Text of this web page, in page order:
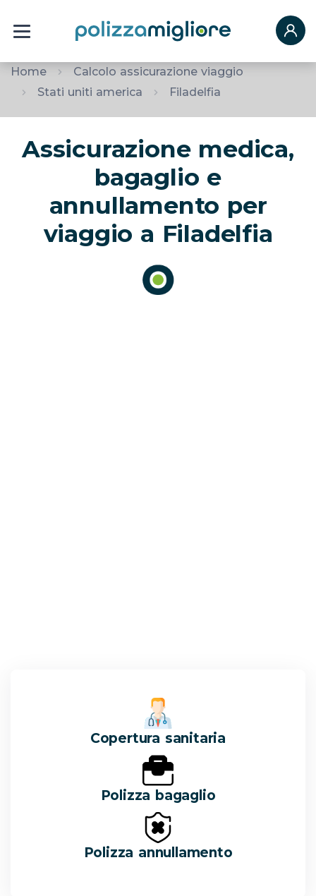
Home
Calcolo assicurazione viaggio
Stati uniti america
Filadelfia
Assicurazione medica,
bagaglio e
annullamento per
viaggio a Filadelfia
Copertura sanitaria
Polizza bagaglio
Polizza annullamento